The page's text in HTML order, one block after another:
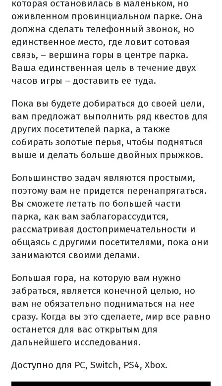
которая остановилась в маленьком, но
оживленном провинциальном парке. Она
должна сделать телефонный звонок, но
единственное место, где ловит сотовая
связь, – вершина горы в центре парка.
Ваша единственная цель в течение двух
часов игры – доставить ее туда.
Пока вы будете добираться до своей цели,
вам предложат выполнить ряд квестов для
других посетителей парка, а также
собирать золотые перья, чтобы подняться
выше и делать больше двойных прыжков.
Большинство задач являются простыми,
поэтому вам не придется перенапрягаться.
Вы сможете летать по большей части
парка, как вам заблагорассудится,
рассматривая достопримечательности и
общаясь с другими посетителями, пока они
занимаются своими делами.
Большая гора, на которую вам нужно
забраться, является конечной целью, но
вам не обязательно подниматься на нее
сразу. Когда вы это сделаете, мир все равно
останется для вас открытым для
дальнейшего исследования.
Доступно для PC, Switch, PS4, Xbox.